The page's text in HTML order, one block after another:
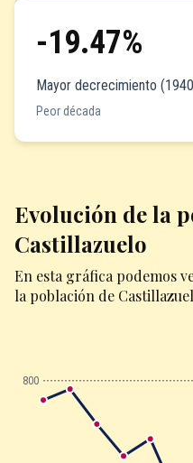
-19.47%
Mayor decrecimiento
Peor década
Evolución de la
Castillazuelo
En esta gráfica podemos
la población de
800